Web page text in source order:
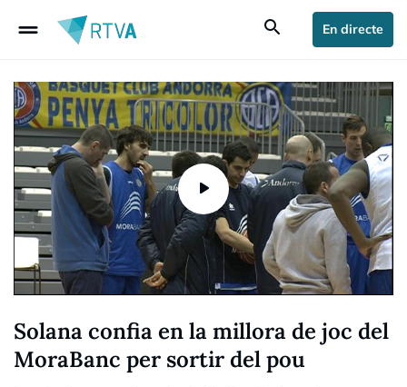
drag_handle search En directe
Solana confia en la millora de joc del
MoraBanc per sortir del pou